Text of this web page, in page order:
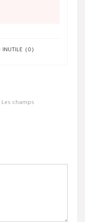
INUTILE (0)
Les champs